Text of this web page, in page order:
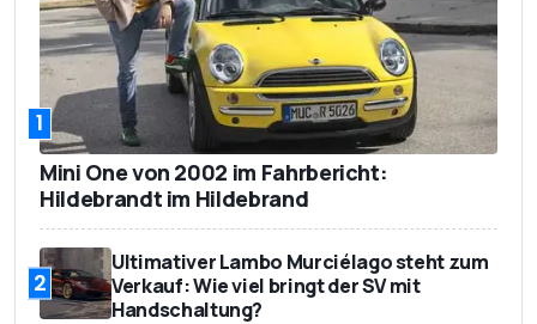
1
Mini One von 2002 im Fahrbericht:
Hildebrandt im Hildebrand
2
Ultimativer Lambo Murciélago steht zum
Verkauf: Wie viel bringt der SV mit
Handschaltung?